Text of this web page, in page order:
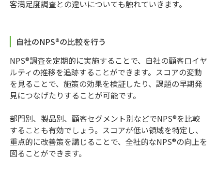
客満足度調査との違いについても触れていきます。
自社のNPS®の比較を行う
NPS®調査を定期的に実施することで、自社の顧客ロイヤ
ルティの推移を追跡することができます。スコアの変動
を見ることで、施策の効果を検証したり、課題の早期発
見につなげたりすることが可能です。
部門別、製品別、顧客セグメント別などでNPS®を比較
することも有効でしょう。スコアが低い領域を特定し、
重点的に改善策を講じることで、全社的なNPS®の向上を
図ることができます。